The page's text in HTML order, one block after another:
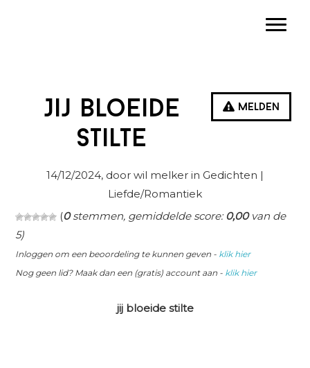
Melden
Jij bloeide
stilte
14/12/2024, door wil melker in Gedichten |
Liefde/Romantiek
(0stemmen, gemiddelde score:0,00van de
5)
Inloggen om een beoordeling te kunnen geven - klik hier
Nog geen lid? Maak dan een (gratis) account aan - klik hier
jij bloeide stilte